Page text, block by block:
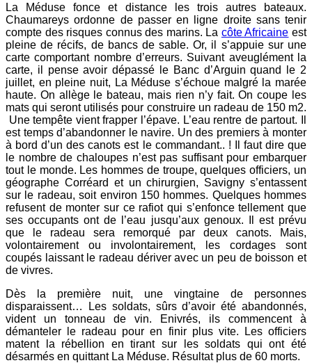
La Méduse fonce et distance les trois autres bateaux.
Chaumareys ordonne de passer en ligne droite sans tenir
compte des risques connus des marins. La côte Africaine est
pleine de récifs, de bancs de sable. Or, il s’appuie sur une
carte comportant nombre d’erreurs. Suivant aveuglément la
carte, il pense avoir dépassé le Banc d’Arguin quand le 2
juillet, en pleine nuit, La Méduse s’échoue malgré la marée
haute. On allège le bateau, mais rien n’y fait. On coupe les
mats qui seront utilisés pour construire un radeau de 150 m2.
Une tempête vient frapper l’épave. L’eau rentre de partout. Il
est temps d’abandonner le navire. Un des premiers à monter
à bord d’un des canots est le commandant.. ! Il faut dire que
le nombre de chaloupes n’est pas suffisant pour embarquer
tout le monde. Les hommes de troupe, quelques officiers, un
géographe Corréard et un chirurgien, Savigny s’entassent
sur le radeau, soit environ 150 hommes. Quelques hommes
refusent de monter sur ce rafiot qui s’enfonce tellement que
ses occupants ont de l’eau jusqu’aux genoux. Il est prévu
que le radeau sera remorqué par deux canots. Mais,
volontairement ou involontairement, les cordages sont
coupés laissant le radeau dériver avec un peu de boisson et
de vivres.
Dès la première nuit, une vingtaine de personnes
disparaissent… Les soldats, sûrs d’avoir été abandonnés,
vident un tonneau de vin. Enivrés, ils commencent à
démanteler le radeau pour en finir plus vite. Les officiers
matent la rébellion en tirant sur les soldats qui ont été
désarmés en quittant La Méduse. Résultat plus de 60 morts.